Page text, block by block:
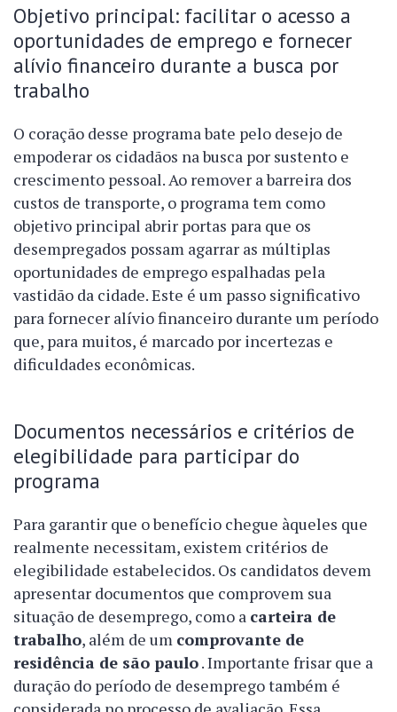
Objetivo principal: facilitar o acesso a
oportunidades de emprego e fornecer
alívio financeiro durante a busca por
trabalho
O coração desse programa bate pelo desejo de
empoderar os cidadãos na busca por sustento e
crescimento pessoal. Ao remover a barreira dos
custos de transporte, o programa tem como
objetivo principal abrir portas para que os
desempregados possam agarrar as múltiplas
oportunidades de emprego espalhadas pela
vastidão da cidade. Este é um passo significativo
para fornecer alívio financeiro durante um período
que, para muitos, é marcado por incertezas e
dificuldades econômicas.
Documentos necessários e critérios de
elegibilidade para participar do
programa
Para garantir que o benefício chegue àqueles que
realmente necessitam, existem critérios de
elegibilidade estabelecidos. Os candidatos devem
apresentar documentos que comprovem sua
situação de desemprego, como a carteira de
trabalho, além de um comprovante de
residência de são paulo. Importante frisar que a
duração do período de desemprego também é